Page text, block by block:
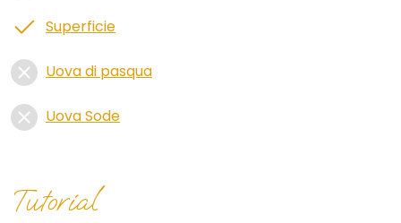
Superficie
Uova di pasqua
Uova Sode
Tutorial